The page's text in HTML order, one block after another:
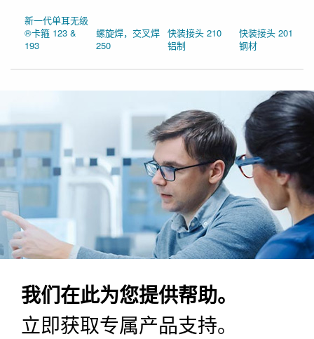
新一代单耳无级
®卡箍 123 &
193
螺旋焊，交叉焊
250
快装接头 210
铝制
快装接头 201
钢材
我们在此为您提供帮助。
立即获取专属产品支持。